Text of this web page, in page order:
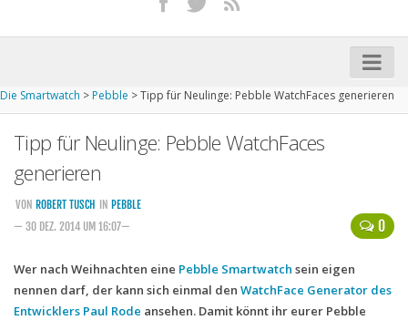
iPhone kaufen
Startseite
Aktuelle Smartwatches im Test
Kommende Smartwatches
Marken und Modelle
BASE
Smartphonetarife
Die Smartwatch >Pebble >Tipp für Neulinge: Pebble WatchFaces generieren
Tipp für Neulinge: Pebble WatchFaces
generieren
0
VON ROBERT TUSCH IN PEBBLE
— 30 DEZ. 2014 UM 16:07—
Wer nach Weihnachten eine Pebble Smartwatch sein eigen
nennen darf, der kann sich einmal den WatchFace Generator des
Entwicklers Paul Rode ansehen. Damit könnt ihr eurer Pebble